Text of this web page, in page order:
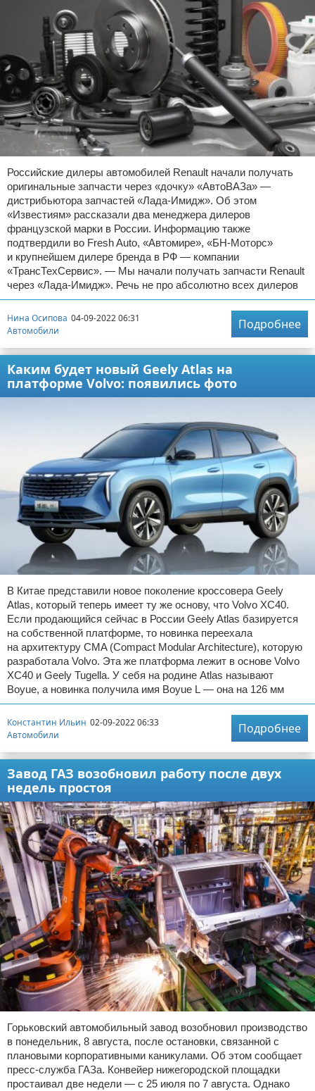
Российские дилеры автомобилей Renault начали получать
оригинальные запчасти через «дочку» «АвтоВАЗа» —
дистрибьютора запчастей «Лада-Имидж». Об этом
«Известиям» рассказали два менеджера дилеров
французской марки в России. Информацию также
подтвердили во Fresh Auto, «Автомире», «БН-Моторс»
и крупнейшем дилере бренда в РФ — компании
«ТрансТехСервис». — Мы начали получать запчасти Renault
через «Лада-Имидж». Речь не про абсолютно всех дилеров
Нина Осипова 04-09-2022 06:31
Автомобили
Подробнее
Каким будет новый Geely Atlas на
платформе Volvo: появились фото
В Китае представили новое поколение кроссовера Geely
Atlas, который теперь имеет ту же основу, что Volvo XC40.
Если продающийся сейчас в России Geely Atlas базируется
на собственной платформе, то новинка переехала
на архитектуру CMA (Compact Modular Architecture), которую
разработала Volvo. Эта же платформа лежит в основе Volvo
XC40 и Geely Tugella. У себя на родине Atlas называют
Boyue, а новинка получила имя Boyue L — она на 126 мм
Константин Ильин 02-09-2022 06:33
Автомобили
Подробнее
Завод ГАЗ возобновил работу после двух
недель простоя
Горьковский автомобильный завод возобновил производство
в понедельник, 8 августа, после остановки, связанной с
плановыми корпоративными каникулами. Об этом сообщает
пресс-служба ГАЗа. Конвейер нижегородской площадки
простаивал две недели — с 25 июля по 7 августа. Однако